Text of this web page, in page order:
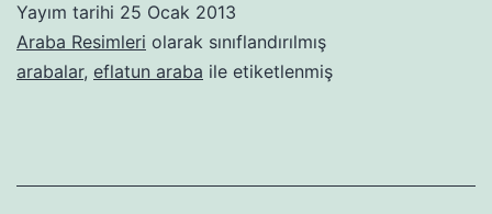
Yayım tarihi 25 Ocak 2013
Araba Resimleri olarak sınıflandırılmış
arabalar, eflatun araba ile etiketlenmiş